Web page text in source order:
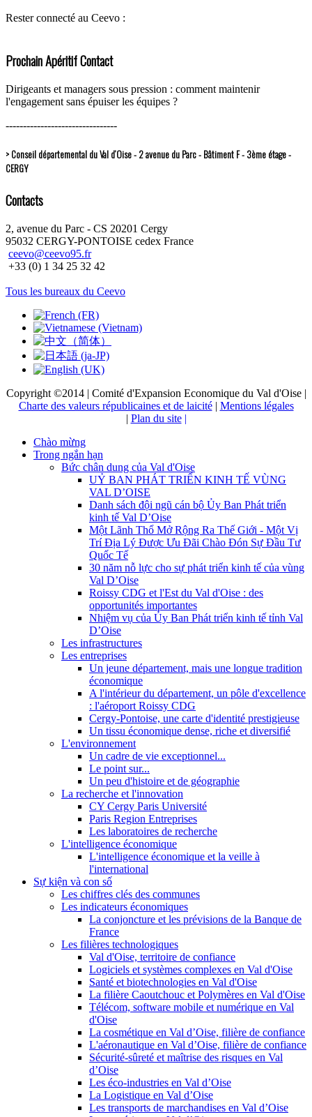
Rester connecté au Ceevo :
Prochain Apéritif Contact
Dirigeants et managers sous pression : comment maintenir
l'engagement sans épuiser les équipes ?
--------------------------------
> Conseil départemental du Val d’Oise - 2 avenue du Parc - Bâtiment F - 3ème étage -
CERGY
Contacts
2, avenue du Parc - CS 20201 Cergy
95032 CERGY-PONTOISE cedex France
ceevo@ceevo95.fr
+33 (0) 1 34 25 32 42
Tous les bureaux du Ceevo
Copyright ©2014 | Comité d'Expansion Economique du Val d'Oise |
Charte des valeurs républicaines et de laicité| Mentions légales
| Plan du site |
Chào mừng
Trong ngắn hạn
Bức chân dung của Val d'Oise
UỶ BAN PHÁT TRIỂN KINH TẾ VÙNG
VAL D’OISE
Danh sách đội ngũ cán bộ Ủy Ban Phát triển
kinh tế Val D’Oise
Một Lãnh Thổ Mở Rộng Ra Thế Giới - Một Vị
Trí Địa Lý Được Ưu Đãi Chào Đón Sự Đầu Tư
Quốc Tế
30 năm nỗ lực cho sự phát triển kinh tế của vùng
Val D’Oise
Roissy CDG et l'Est du Val d'Oise : des
opportunités importantes
Nhiệm vụ của Ủy Ban Phát triển kinh tế tỉnh Val
D’Oise
Les infrastructures
Les entreprises
Un jeune département, mais une longue tradition
économique
A l'intérieur du département, un pôle d'excellence
: l'aéroport Roissy CDG
Cergy-Pontoise, une carte d'identité prestigieuse
Un tissu économique dense, riche et diversifié
L'environnement
Un cadre de vie exceptionnel...
Le point sur...
Un peu d'histoire et de géographie
La recherche et l'innovation
CY Cergy Paris Université
Paris Region Entreprises
Les laboratoires de recherche
L'intelligence économique
L'intelligence économique et la veille à
l'international
Sự kiện và con số
Les chiffres clés des communes
Les indicateurs économiques
La conjoncture et les prévisions de la Banque de
France
Les filières technologiques
Val d'Oise, territoire de confiance
Logiciels et systèmes complexes en Val d'Oise
Santé et biotechnologies en Val d'Oise
La filière Caoutchouc et Polymères en Val d'Oise
Télécom, software mobile et numérique en Val
d'Oise
La cosmétique en Val d’Oise, filière de confiance
L'aéronautique en Val d’Oise, filière de confiance
Sécurité-sûreté et maîtrise des risques en Val
d’Oise
Les éco-industries en Val d’Oise
La Logistique en Val d’Oise
Les transports de marchandises en Val d’Oise